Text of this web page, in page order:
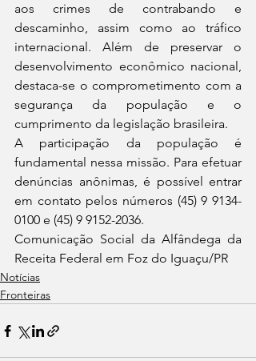
aos crimes de contrabando e
descaminho, assim como ao tráfico
internacional. Além de preservar o
desenvolvimento econômico nacional,
destaca-se o comprometimento com a
segurança da população e o
cumprimento da legislação brasileira.
A participação da população é
fundamental nessa missão. Para efetuar
denúncias anônimas, é possível entrar
em contato pelos números (45) 9 9134-
0100 e (45) 9 9152-2036.
Comunicação Social da Alfândega da
Receita Federal em Foz do Iguaçu/PR
Notícias
Fronteiras